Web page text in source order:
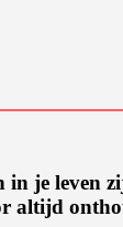
in je leven
altijd